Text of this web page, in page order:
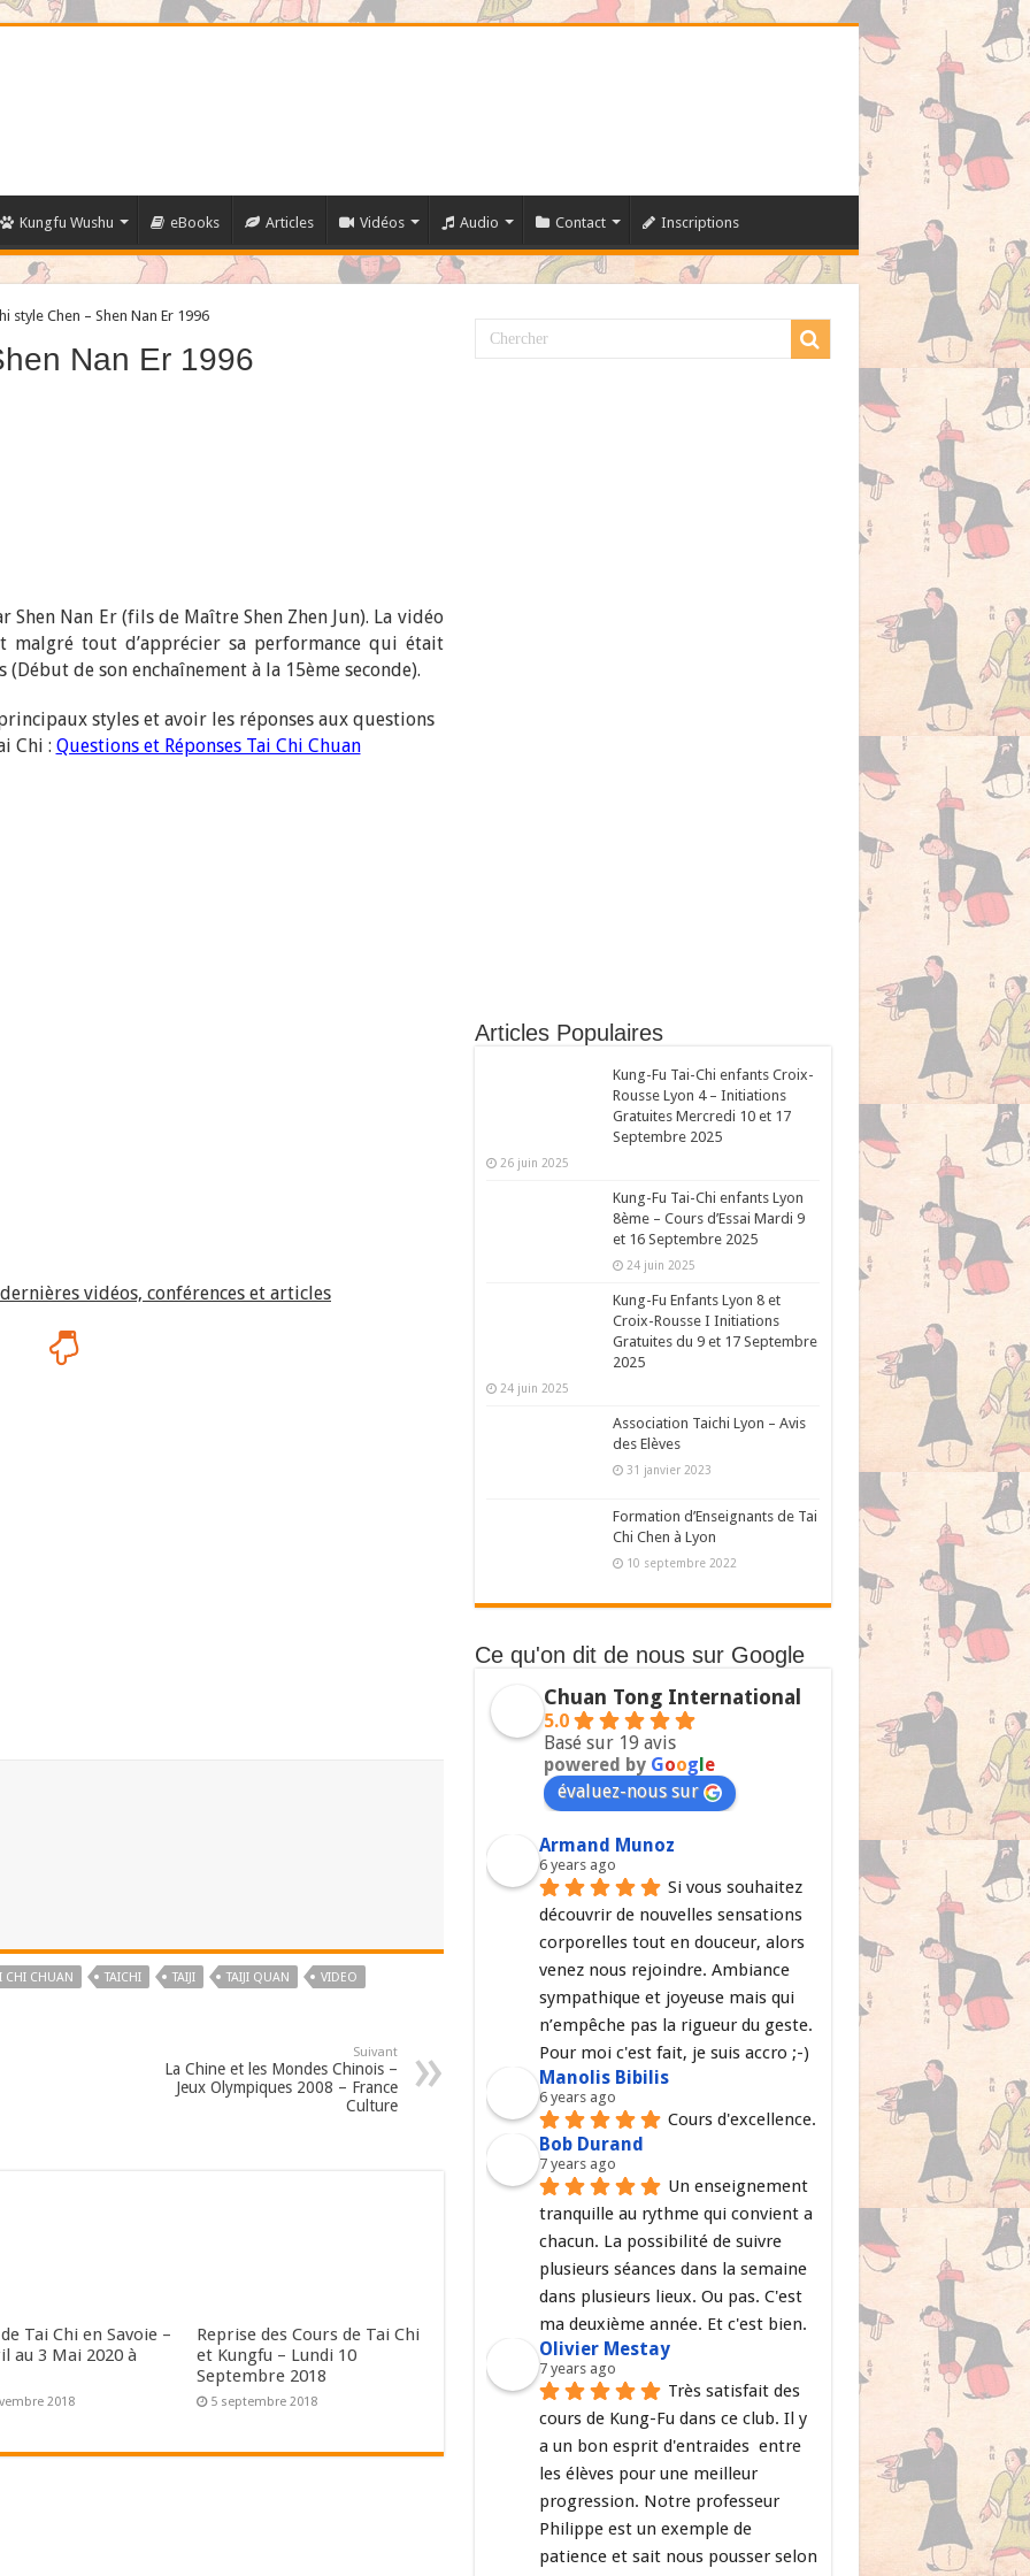
Kungfu Wushu eBooks Articles Vidéos Audio Contact Inscriptions
style Chen – Shen Nan Er 1996
Nan Er 1996
Nan Er (fils de Maître Shen Zhen Jun). La vidéo
malgré tout d’apprécier sa performance qui était
de son enchaînement à la 15ème seconde).
styles et avoir les réponses aux questions
Chi : Questions et Réponses Tai Chi Chuan
vidéos, conférences et articles
CHI CHUAN TAICHI TAIJI TAIJI QUAN VIDEO
Suivant
La Chine et les Mondes Chinois –
Jeux Olympiques 2008 – France
Culture
Tai Chi en Savoie –
au 3 Mai 2020 à
2018
Reprise des Cours de Tai Chi
et Kungfu – Lundi 10
Septembre 2018
5 septembre 2018
Articles Populaires
Kung-Fu Tai-Chi enfants Croix-
Rousse Lyon 4 – Initiations
Gratuites Mercredi 10 et 17
Septembre 2025
26 juin 2025
Kung-Fu Tai-Chi enfants Lyon
8ème – Cours d’Essai Mardi 9
et 16 Septembre 2025
24 juin 2025
Kung-Fu Enfants Lyon 8 et
Croix-Rousse I Initiations
Gratuites du 9 et 17 Septembre
2025
24 juin 2025
Association Taichi Lyon – Avis
des Elèves
31 janvier 2023
Formation d’Enseignants de Tai
Chi Chen à Lyon
10 septembre 2022
Ce qu'on dit de nous sur Google
Chuan Tong International
5.0
Basé sur 19 avis
powered by Goog e
évaluez-nous sur
Armand Munoz
6 years ago
Si vous souhaitez
découvrir de nouvelles sensations
corporelles tout en douceur, alors
venez nous rejoindre. Ambiance
sympathique et joyeuse mais qui
n’empêche pas la rigueur du geste.
Pour moi c'est fait, je suis accro ;-)
Manolis Bibilis
6 years ago
Cours d'excellence.
Bob Durand
7 years ago
Un enseignement
tranquille au rythme qui convient a
chacun. La possibilité de suivre
plusieurs séances dans la semaine
dans plusieurs lieux. Ou pas. C'est
ma deuxième année. Et c'est bien.
Olivier Mestay
7 years ago
Très satisfait des
cours de Kung-Fu dans ce club. Il y
a un bon esprit d'entraides  entre
les élèves pour une meilleur
progression. Notre professeur
Philippe est un exemple de
patience et sait nous pousser selon